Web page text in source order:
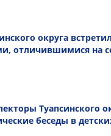
округа
отличившимися на
Туапсинского
беседы в